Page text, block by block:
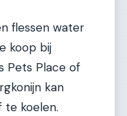
flessen water
koop bij
Pets Place of
kan
te koelen.